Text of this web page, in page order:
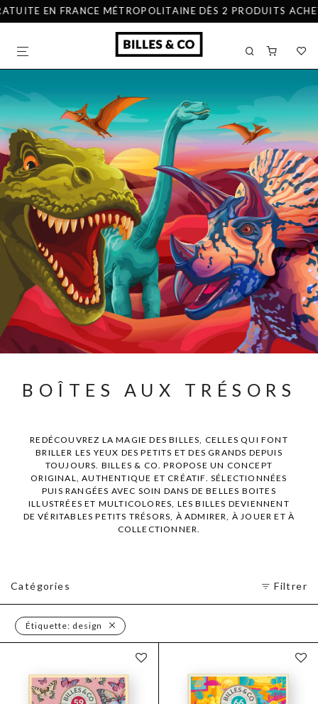
EN FRANCE MÉTROPOLITAINE DÈS 2 PRODUITS
BOÎTES AUX TRÉSORS
REDÉCOUVREZ LA MAGIE DES BILLES, CELLES QUI FONT
BRILLER LES YEUX DES PETITS ET DES GRANDS DEPUIS
TOUJOURS. BILLES & CO. PROPOSE UN CONCEPT
ORIGINAL, AUTHENTIQUE ET CRÉATIF. SÉLECTIONNÉES
PUIS RANGÉES AVEC SOIN DANS DE BELLES BOITES
ILLUSTRÉES ET MULTICOLORES, LES BILLES DEVIENNENT
DE VÉRITABLES PETITS TRÉSORS, À ADMIRER, À JOUER ET À
COLLECTIONNER.
Catégories Filtrer
Étiquette: design